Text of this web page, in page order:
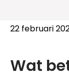
22 februari
Wat